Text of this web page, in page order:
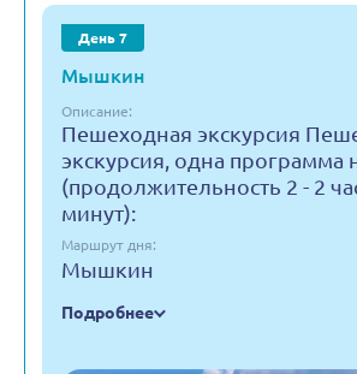
День 7
Мышкин
Описание:
Пешеходная экскурсия
экскурсия, одна программа
(продолжительность 2 - 2
минут):
Маршрут дня:
Мышкин
Подробнее